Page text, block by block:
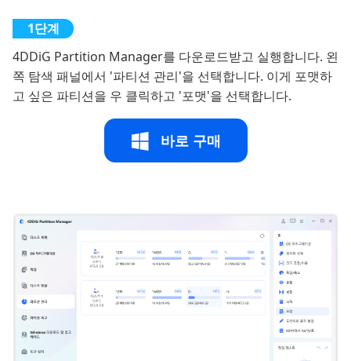
4DDiG Partition Manager를 다운로드받고 실행합니다. 왼
쪽 탐색 패널에서 '파티션 관리'을 선택합니다. 이게 포맷하
고 싶은 파티션을 우 클릭하고 '포맷'을 선택합니다.
바로 구매